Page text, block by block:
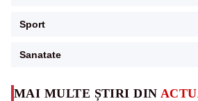
MAI MULTE ȘTIRI DIN
Sport
Sanatate